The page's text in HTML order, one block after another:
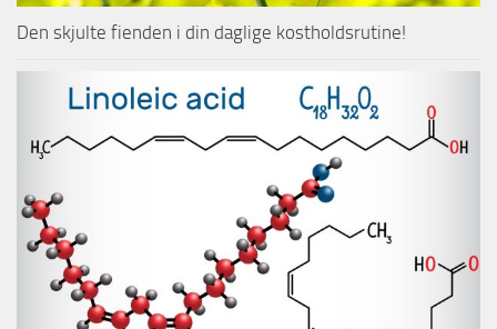
Den skjulte fienden i din daglige kostholdsrutine!